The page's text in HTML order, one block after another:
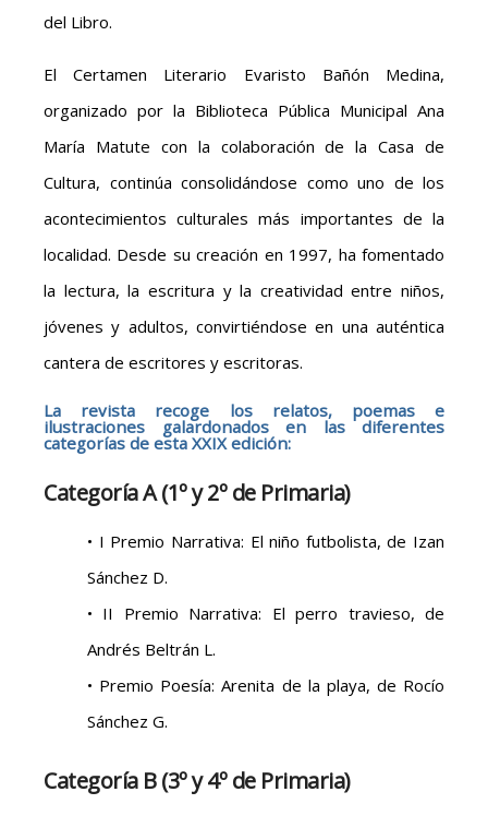
del Libro.
El Certamen Literario Evaristo Bañón Medina,
organizado por la Biblioteca Pública Municipal Ana
María Matute con la colaboración de la Casa de
Cultura, continúa consolidándose como uno de los
acontecimientos culturales más importantes de la
localidad. Desde su creación en 1997, ha fomentado
la lectura, la escritura y la creatividad entre niños,
jóvenes y adultos, convirtiéndose en una auténtica
cantera de escritores y escritoras.
La revista recoge los relatos, poemas e
ilustraciones galardonados en las diferentes
categorías de esta XXIX edición:
Categoría A (1º y 2º de Primaria)
• I Premio Narrativa: El niño futbolista, de Izan
Sánchez D.
• II Premio Narrativa: El perro travieso, de
Andrés Beltrán L.
• Premio Poesía: Arenita de la playa, de Rocío
Sánchez G.
Categoría B (3º y 4º de Primaria)